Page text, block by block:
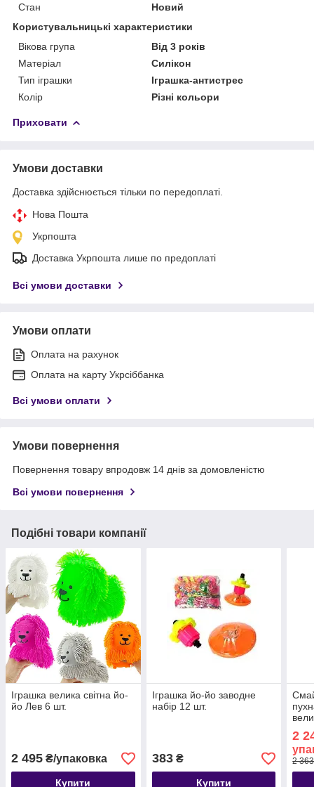
Стан
Новий
Користувальницькі характеристики
Вікова група
Від 3 років
Матеріал
Силікон
Тип іграшки
Іграшка-антистрес
Колір
Різні кольори
Приховати
Умови доставки
Доставка здійснюється тільки по передоплаті.
Нова Пошта
Укрпошта
Доставка Укрпошта лише по предоплаті
Всі умови доставки
Умови оплати
Оплата на рахунок
Оплата на карту Укрсіббанка
Всі умови оплати
Умови повернення
Повернення товару впродовж 14 днів за домовленістю
Всі умови повернення
Подібні товари компанії
Іграшка велика світна йо-
йо Лев 6 шт.
2 495 ₴/упаковка
Купити
Іграшка йо-йо заводне
набір 12 шт.
383₴
Купити
2
2